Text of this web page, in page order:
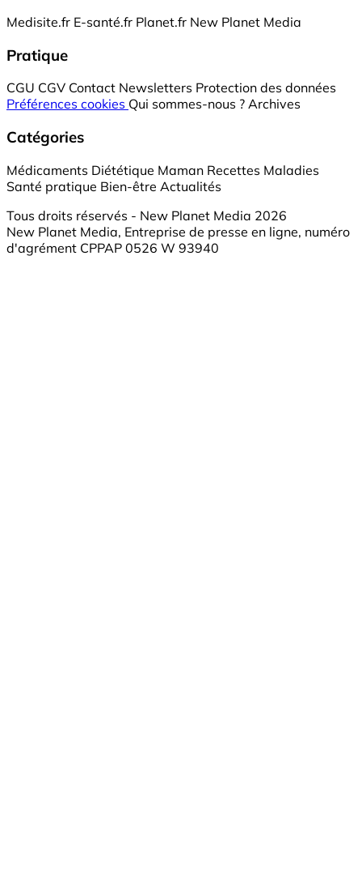
Medisite.fr E-santé.fr Planet.fr New Planet Media
Pratique
CGU CGV Contact Newsletters Protection des données
Préférences cookies Qui sommes-nous ? Archives
Catégories
Médicaments Diététique Maman Recettes Maladies
Santé pratique Bien-être Actualités
Tous droits réservés - New Planet Media 2026
New Planet Media, Entreprise de presse en ligne, numéro
d'agrément CPPAP 0526 W 93940